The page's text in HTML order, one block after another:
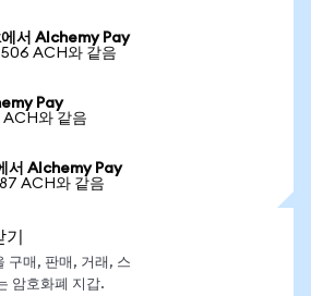
서 Alchemy Pay
ACH와 같음
Pay
ACH와 같음
서 Alchemy Pay
ACH와 같음
기
구매, 판매, 거래, 스
암호화폐 지갑.